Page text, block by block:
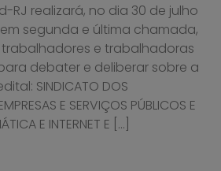
RJ realizará, no dia 30 de julho
em segunda e última chamada,
e trabalhadoras
debater e deliberar sobre a
SINDICATO DOS
E SERVIÇOS PÚBLICOS E
E INTERNET E […]